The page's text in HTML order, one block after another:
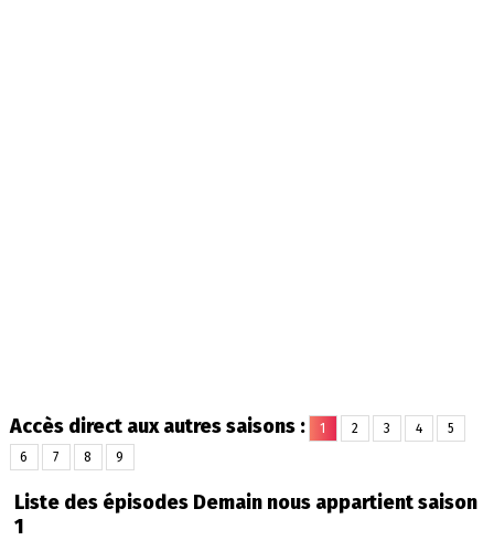
Accès direct aux autres saisons : 1 2 3 4
5
6
7 8 9
Liste des épisodes Demain nous appartient saison
1